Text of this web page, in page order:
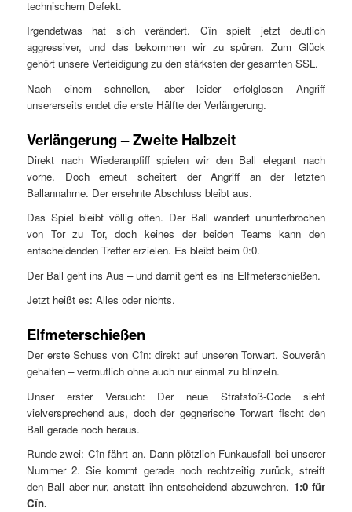
technischem Defekt.
Irgendetwas hat sich verändert. Cîn spielt jetzt deutlich
aggressiver, und das bekommen wir zu spüren. Zum Glück
gehört unsere Verteidigung zu den stärksten der gesamten SSL.
Nach einem schnellen, aber leider erfolglosen Angriff
unsererseits endet die erste Hälfte der Verlängerung.
Verlängerung – Zweite Halbzeit
Direkt nach Wiederanpfiff spielen wir den Ball elegant nach
vorne. Doch erneut scheitert der Angriff an der letzten
Ballannahme. Der ersehnte Abschluss bleibt aus.
Das Spiel bleibt völlig offen. Der Ball wandert ununterbrochen
von Tor zu Tor, doch keines der beiden Teams kann den
entscheidenden Treffer erzielen. Es bleibt beim 0:0.
Der Ball geht ins Aus – und damit geht es ins Elfmeterschießen.
Jetzt heißt es: Alles oder nichts.
Elfmeterschießen
Der erste Schuss von Cîn: direkt auf unseren Torwart. Souverän
gehalten – vermutlich ohne auch nur einmal zu blinzeln.
Unser erster Versuch: Der neue Strafstoß-Code sieht
vielversprechend aus, doch der gegnerische Torwart fischt den
Ball gerade noch heraus.
Runde zwei: Cîn fährt an. Dann plötzlich Funkausfall bei unserer
Nummer 2. Sie kommt gerade noch rechtzeitig zurück, streift
den Ball aber nur, anstatt ihn entscheidend abzuwehren. 1:0 für
Cîn.